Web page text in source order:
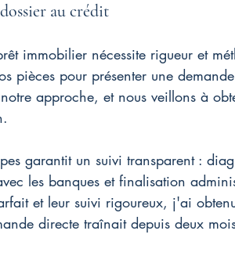
au crédit
immobilier nécessite rigueur et
pièces pour présenter une
approche, et nous veillons à
garantit un suivi transparent :
les banques et finalisation
et leur suivi rigoureux, j'ai
directe traînait depuis deux